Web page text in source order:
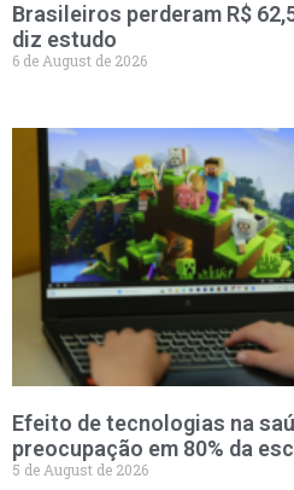
Brasileiros perderam R$
diz estudo
6 de August de 2026
Efeito de tecnologias na
preocupação em 80% da
5 de August de 2026